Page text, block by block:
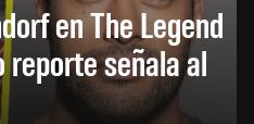
en The Legend
reporte señala al